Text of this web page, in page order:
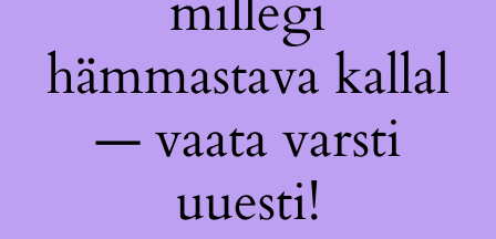
hämmastava kallal
— vaata varsti
uuesti!